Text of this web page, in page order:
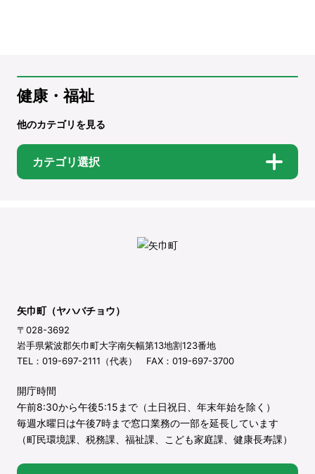
健康・福祉
他のカテゴリを見る
カテゴリ選択
矢巾町（ヤハバチョウ）
〒028-3692
岩手県紫波郡矢巾町大字南矢幅第13地割123番地
TEL：019-697-2111（代表） FAX：019-697-3700
開庁時間
午前8:30から午後5:15まで（土日祝日、年末年始を除く）
毎週水曜日は午後7時まで窓口業務の一部を延長しています
（町民環境課、税務課、福祉課、こども家庭課、健康長寿課）